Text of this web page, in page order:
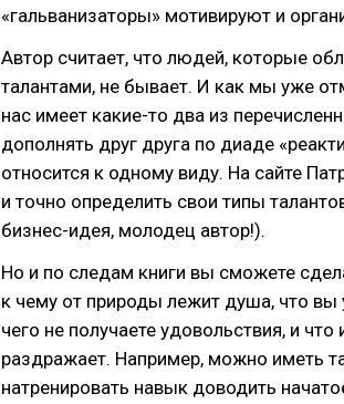
«гальванизаторы» мотивируют и
Автор считает, что людей, которые
талантами, не бывает. И как мы уже
нас имеет какие-то два из
дополнять друг друга по диаде
относится к одному виду. На сайте
и точно определить свои типы
бизнес-идея, молодец автор!).
Но и по следам книги вы сможете
к чему от природы лежит душа, что вы
чего не получаете удовольствия, и
раздражает. Например, можно иметь
натренировать навык доводить